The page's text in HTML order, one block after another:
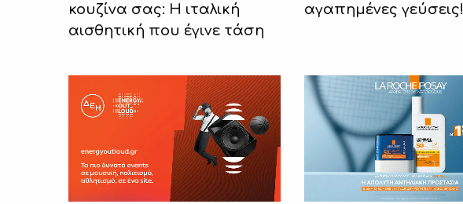
κουζίνα σας: Η ιταλική
αισθητική που έγινε τάση
αγαπημένες γεύσεις!